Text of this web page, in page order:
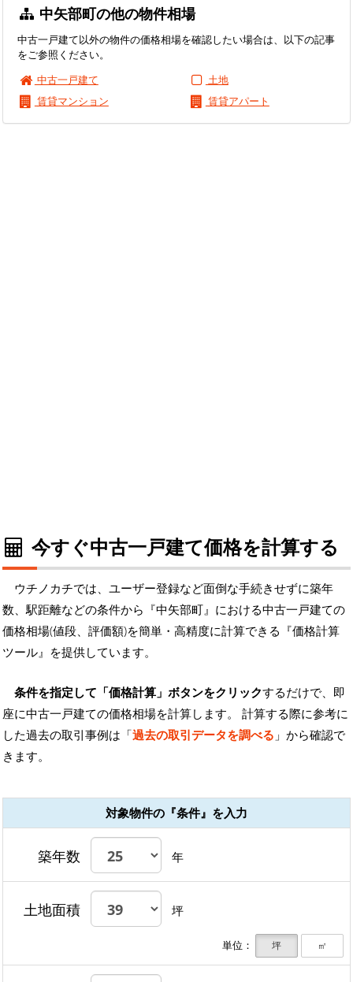
中矢部町の他の物件相場
中古一戸建て以外の物件の価格相場を確認したい場合は、以下の記事
をご参照ください。
中古一戸建て
土地
賃貸マンション
賃貸アパート
今すぐ中古一戸建て価格を計算する
ウチノカチでは、ユーザー登録など面倒な手続きせずに築年
数、駅距離などの条件から『中矢部町』における中古一戸建ての
価格相場(値段、評価額)を簡単・高精度に計算できる『価格計算
ツール』を提供しています。
条件を指定して「価格計算」ボタンをクリックするだけで、即
座に中古一戸建ての価格相場を計算します。 計算する際に参考に
した過去の取引事例は「過去の取引データを調べる 」から確認で
きます。
対象物件の『条件』を入力
築年数 年
土地面積 坪
単位： 坪 ㎡